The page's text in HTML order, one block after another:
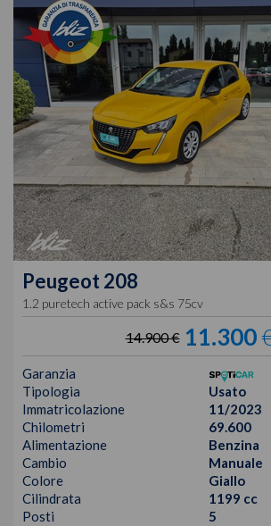
Peugeot 208
1.2 puretech active pack s&s 75cv
14.900 € 11.300
Garanzia
Tipologia
Usato
Immatricolazione
11/2023
Chilometri
69.600
Alimentazione
Benzina
Cambio
Manuale
Colore
Giallo
Cilindrata
1199 cc
Posti
5